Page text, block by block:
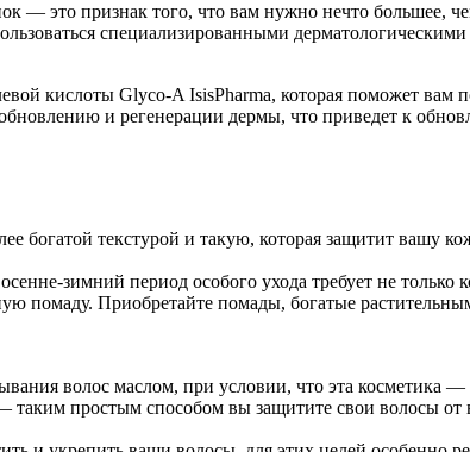
— это признак того, что вам нужно нечто большее,
специализированными
кислоты Glyco-A IsisPharma, которая поможет
и регенерации дермы, что приведет к
богатой текстурой и такую, которая защитит вашу
зимний период особого ухода требует не
помаду. Приобретайте помады, богатые
волос маслом, при условии, что эта косметика —
простым способом вы защитите свои волосы